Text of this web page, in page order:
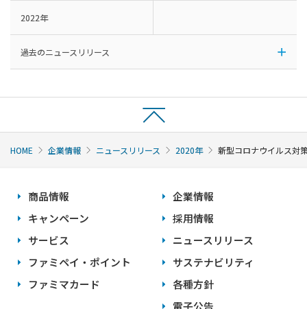
2022年
過去のニュースリリース
HOME 企業情報 ニュースリリース 2020年 新型コロナウイルス対
商品情報
キャンペーン
サービス
ファミペイ・ポイント
ファミマカード
企業情報
採用情報
ニュースリリース
サステナビリティ
各種方針
電子公告